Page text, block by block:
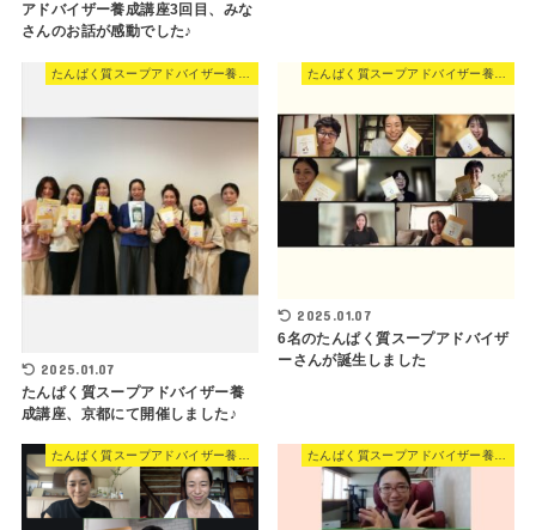
アドバイザー養成講座3回目、みな
さんのお話が感動でした♪
2025.01.07
たんぱく質スープアドバイザー養
成講座、京都にて開催しました♪
2025.01.07
6名のたんぱく質スープアドバイザ
ーさんが誕生しました
たんぱく質スープアドバイザー養成講座 たんぱく質スープアドバイザー養成講座